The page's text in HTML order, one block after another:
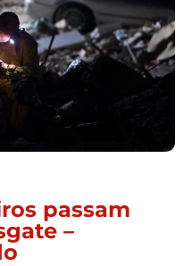
passam
–